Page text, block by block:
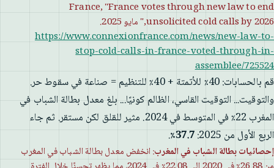
France, "France votes through new law to end
unsolicited cold calls by 2026," مايو 2025.
https://www.connexionfrance.com/news/new-law-to-
stop-cold-calls-in-france-voted-through-in-
assemblee/725524
قم بالحسابات: 40٪ للأتمتة + 40٪ للتنظيم = صناعة في سقوط حر.
والتوقيت... التوقيت القاسي، الظالم كونيًا... بلغ معدل بطالة الشباب في
المغرب 22٪ في المتوسط في 2024. مثير للقلق لكن مستقر. ثم جاء
الربع الأول من 2025:
37.7٪ .
إحصائيات بطالة الشباب في المغرب: انخفض معدل بطالة الشباب في المغرب